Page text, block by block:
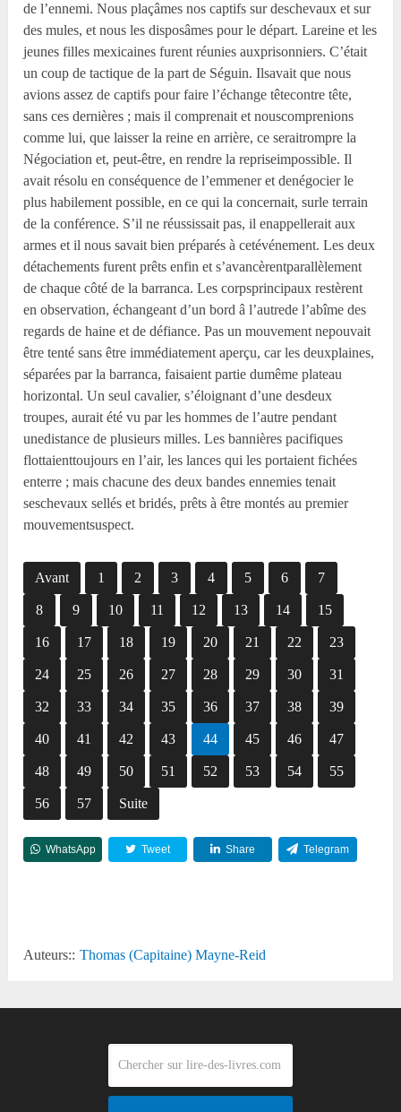
de l’ennemi. Nous plaçâmes nos captifs sur deschevaux et sur
des mules, et nous les disposâmes pour le départ. Lareine et les
jeunes filles mexicaines furent réunies auxprisonniers. C’était
un coup de tactique de la part de Séguin. Ilsavait que nous
avions assez de captifs pour faire l’échange têtecontre tête,
sans ces dernières ; mais il comprenait et nouscomprenions
comme lui, que laisser la reine en arrière, ce seraitrompre la
Négociation et, peut-être, en rendre la repriseimpossible. Il
avait résolu en conséquence de l’emmener et denégocier le
plus habilement possible, en ce qui la concernait, surle terrain
de la conférence. S’il ne réussissait pas, il enappellerait aux
armes et il nous savait bien préparés à cetévénement. Les deux
détachements furent prêts enfin et s’avancèrentparallèlement
de chaque côté de la barranca. Les corpsprincipaux restèrent
en observation, échangeant d’un bord â l’autrede l’abîme des
regards de haine et de défiance. Pas un mouvement nepouvait
être tenté sans être immédiatement aperçu, car les deuxplaines,
séparées par la barranca, faisaient partie dumême plateau
horizontal. Un seul cavalier, s’éloignant d’une desdeux
troupes, aurait été vu par les hommes de l’autre pendant
unedistance de plusieurs milles. Les bannières pacifiques
flottaienttoujours en l’air, les lances qui les portaient fichées
enterre ; mais chacune des deux bandes ennemies tenait
seschevaux sellés et bridés, prêts à être montés au premier
mouvementsuspect.
Avant 1 2 3 4 5 6 7
8 9 10 11 12 13 14 15
16 17 18 19 20 21 22 23
24 25 26 27 28 29 30 31
32 33 34 35 36 37 38 39
40 41 42 43 44 45 46 47
48 49 50 51 52 53 54 55
56 57 Suite
WhatsApp Tweet Share Telegram
Auteurs:: Thomas (Capitaine) Mayne-Reid